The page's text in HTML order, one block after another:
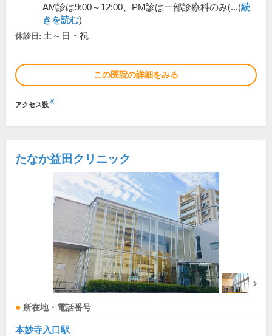
AM診は9:00～12:00、PM診は一部診療科のみ(...(続
きを読む)
休診日: 土～日・祝
この医院の詳細をみる
アクセス数※
たなか益田クリニック
所在地・電話番号
本妙寺入口駅